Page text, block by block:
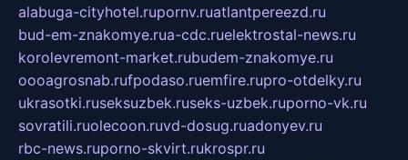
alabuga-cityhotel.rupornv.ruatlantpereezd.ru
bud-em-znakomye.rua-cdc.ruelektrostal-news.ru
korolevremont-market.rubudem-znakomye.ru
oooagrosnab.rufpodaso.ruemfire.rupro-otdelky.ru
ukrasotki.ruseksuzbek.ruseks-uzbek.ruporno-vk.ru
sovratili.ruolecoon.ruvd-dosug.ruadonyev.ru
rbc-news.ruporno-skvirt.rukrospr.ru